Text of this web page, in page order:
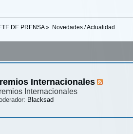
DE PRENSA» Novedades / Actualidad
Internacionales
Internacionales
Blacksad